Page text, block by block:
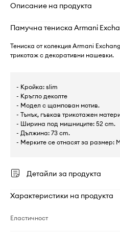
Описание на продукта
Памучна тениска Armani
Тениска от колекция Armani
трикотаж с декоративни нашевки.
- Кройка: slim
- Кръгло деколте
- Модел с щампован мотив.
- Тънък, гъвкав трикотажен
- Ширина под мишниците: 52 cm.
- Дължина: 73 cm.
- Мерките се отнасят за размер:
Детайли за продукта
Характеристики на продукта
Еластичност